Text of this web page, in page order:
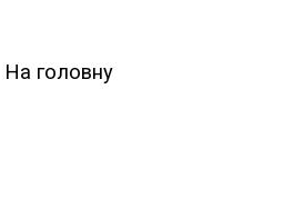
На головну